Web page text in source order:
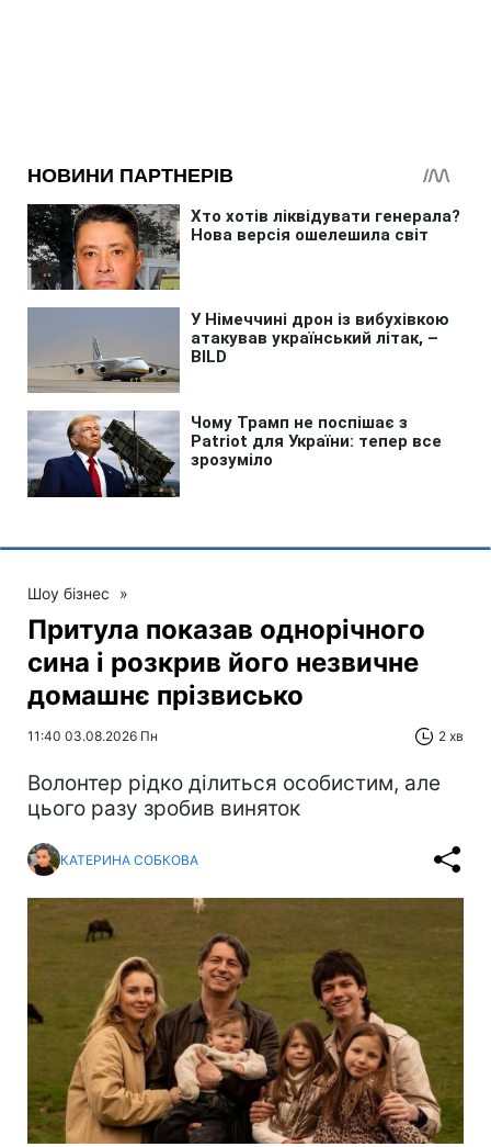
Шоу бізнес »
Притула показав однорічного
сина і розкрив його незвичне
домашнє прізвисько
11:40 03.08.2026 Пн 2 хв
Волонтер рідко ділиться особистим, але
цього разу зробив виняток
КАТЕРИНА СОБКОВА